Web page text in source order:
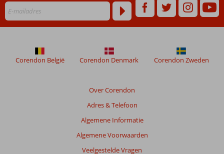
dan
maanden
worden
Over Corendon
Adres & Telefoon
Algemene Informatie
Algemene Voorwaarden
Veelgestelde Vragen
Corendon België Corendon Denmark Corendon Zweden